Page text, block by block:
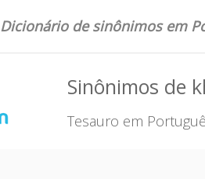
Dicionário de sinônimos em
Sinônimos de
Tesauro em